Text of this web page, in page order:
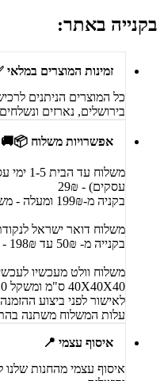
בקנייה באתר:
זמינות המוצרים במלאי
כל המוצרים הניתנים
בירושלים, נארזים ונשלחים
אפשרויות משלוח 📦🚚
עסקים) - 29₪
בקניה מ-199₪ ומעלה - משלוח חינם!
משלוח דואר ישראל לנקודת
בקנייה מ- 50₪ עד 198₪ - משלוח חינם!
משלוח וולט מעכשיו
לאישור לפני ביצוע
עלות המשלוח משתנה
איסוף עצמי 📍